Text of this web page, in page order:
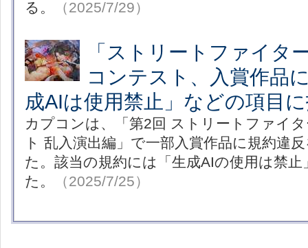
る。
（2025/7/29）
「ストリートファイタ
コンテスト、入賞作品
成AIは使用禁止」などの項目
カプコンは、「第2回 ストリートファイ
ト 乱入演出編」で一部入賞作品に規約違
た。該当の規約には「生成AIの使用は禁
た。
（2025/7/25）